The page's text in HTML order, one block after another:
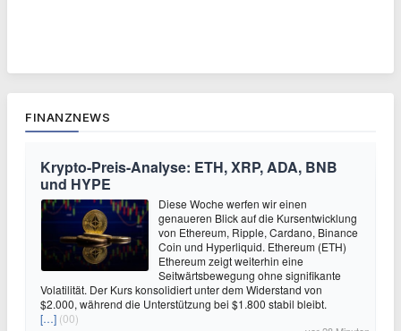
FINANZNEWS
Krypto-Preis-Analyse: ETH, XRP, ADA, BNB
und HYPE
Diese Woche werfen wir einen
genaueren Blick auf die Kursentwicklung
von Ethereum, Ripple, Cardano, Binance
Coin und Hyperliquid. Ethereum (ETH)
Ethereum zeigt weiterhin eine
Seitwärtsbewegung ohne signifikante
Volatilität. Der Kurs konsolidiert unter dem Widerstand von
$2.000, während die Unterstützung bei $1.800 stabil bleibt.
[…] (00)